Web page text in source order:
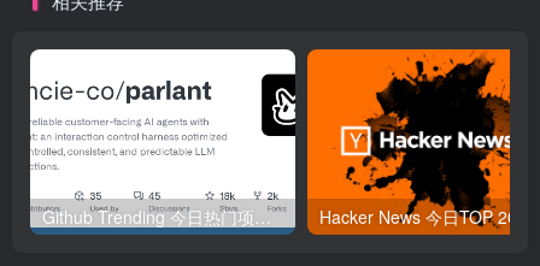
Github Trending 今日热门项目 | 2025-09-06